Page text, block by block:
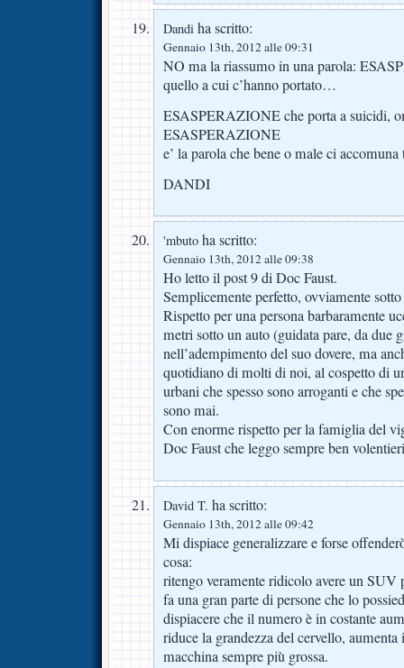
Dandi ha scritto:
Gennaio 13th, 2012 alle 09:31
NO ma la riassumo in una parola:
quello a cui c’hanno portato…
ESASPERAZIONE che porta a suicidi,
ESASPERAZIONE
e’ la parola che bene o male ci
DANDI
'mbuto ha scritto:
Gennaio 13th, 2012 alle 09:38
Ho letto il post 9 di Doc Faust.
Semplicemente perfetto, ovviamente
Rispetto per una persona barbaramente
metri sotto un auto (guidata pare, da due
nell’adempimento del suo dovere, ma
quotidiano di molti di noi, al cospetto di
urbani che spesso sono arroganti e che
sono mai.
Con enorme rispetto per la famiglia del
Doc Faust che leggo sempre ben
David T. ha scritto:
Gennaio 13th, 2012 alle 09:42
Mi dispiace generalizzare e forse
cosa:
ritengo veramente ridicolo avere un SUV
fa una gran parte di persone che lo
dispiacere che il numero è in costante
riduce la grandezza del cervello,
macchina sempre più grossa.